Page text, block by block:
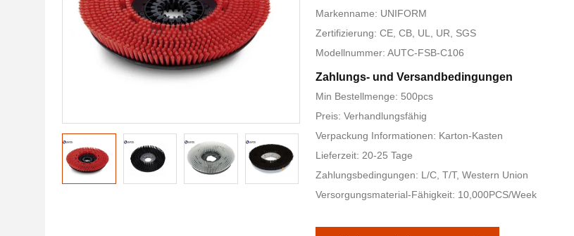
Markenname: UNIFORM
Zertifizierung: CE, CB, UL, UR, SGS
Modellnummer: AUTC-FSB-C106
Zahlungs- und Versandbedingungen
Min Bestellmenge: 500pcs
Preis: Verhandlungsfähig
Verpackung Informationen: Karton-Kasten
Lieferzeit: 20-25 Tage
Zahlungsbedingungen: L/C, T/T, Western Union
Versorgungsmaterial-Fähigkeit: 10,000PCS/Week